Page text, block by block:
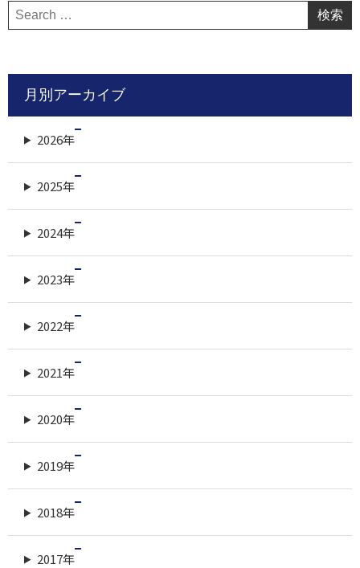
検
索:
月別アーカイブ
2026年
2025年
2024年
2023年
2022年
2021年
2020年
2019年
2018年
2017年